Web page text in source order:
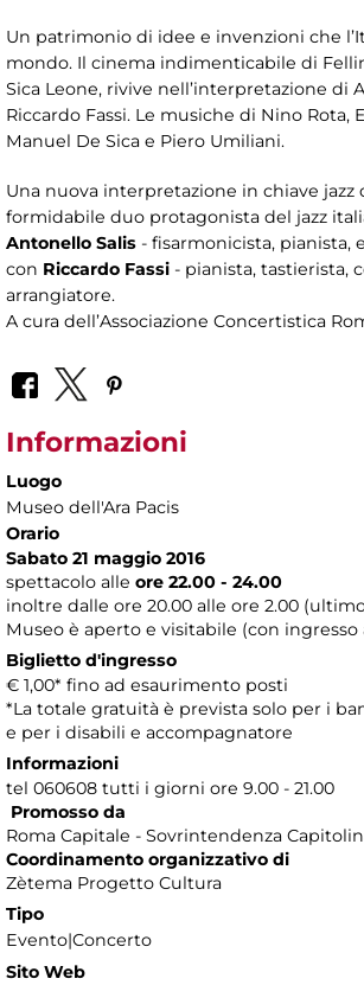
Un patrimonio di idee e invenzioni che
mondo. Il cinema indimenticabile di
Sica Leone, rivive nell’interpretazione di
Riccardo Fassi. Le musiche di Nino Rota,
Manuel De Sica e Piero Umiliani.
Una nuova interpretazione in chiave jazz
formidabile duo protagonista del jazz
Antonello Salis - fisarmonicista, pianista,
con Riccardo Fassi - pianista, tastierista,
arrangiatore.
A cura dell’Associazione Concertistica
Informazioni
Luogo
Museo dell'Ara Pacis
Orario
Sabato 21 maggio 2016
spettacolo alle ore 22.00 - 24.00
inoltre dalle ore 20.00 alle ore 2.00
Museo è aperto e visitabile (con ingresso
Biglietto d'ingresso
€ 1,00* fino ad esaurimento posti
*La totale gratuità è prevista solo per i
e per i disabili e accompagnatore
Informazioni
tel 060608 tutti i giorni ore 9.00 - 21.00
Promosso da
Roma Capitale - Sovrintendenza
Coordinamento organizzativo di
Zètema Progetto Cultura
Tipo
Evento|Concerto
Sito Web